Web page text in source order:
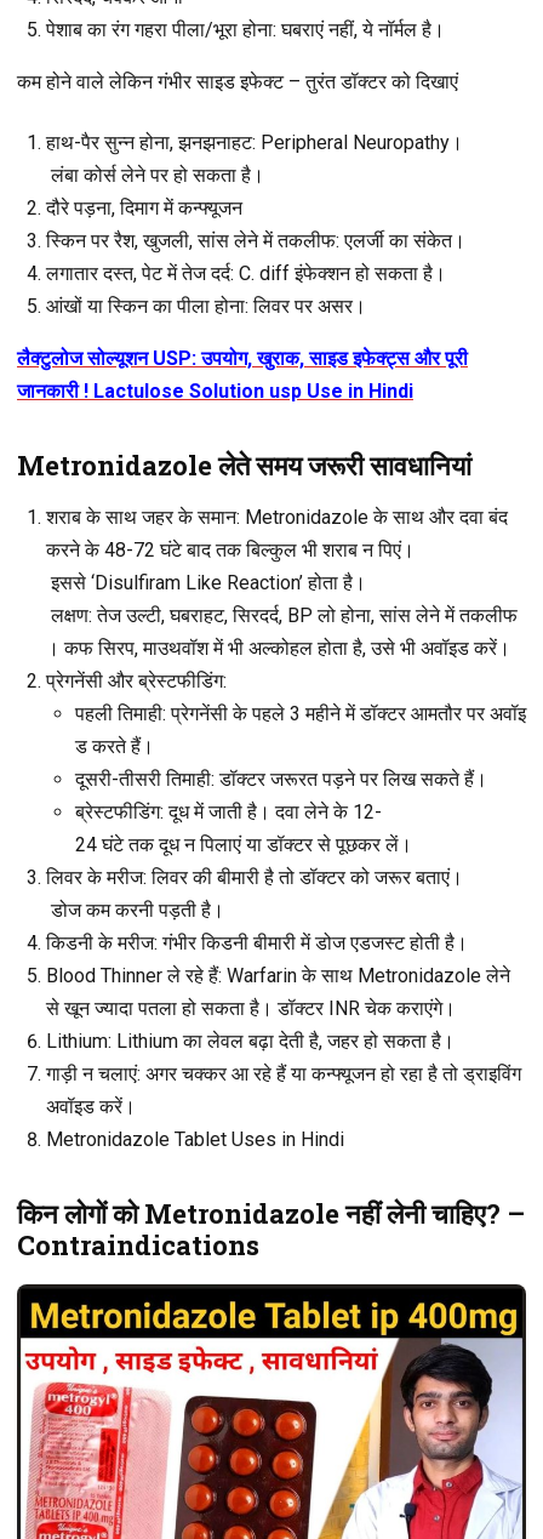
पेशाब का रंग गहरा पीला/भूरा होना: घबराएं नहीं, ये नॉर्मल है।
कम होने वाले लेकिन गंभीर साइड इफेक्ट – तुरंत डॉक्टर को दिखाएं
हाथ-पैर सुन्न होना, झनझनाहट: Peripheral Neuropathy।
लंबा कोर्स लेने पर हो सकता है।
दौरे पड़ना, दिमाग में कन्फ्यूजन
स्किन पर रैश, खुजली, सांस लेने में तकलीफ: एलर्जी का संकेत।
लगातार दस्त, पेट में तेज दर्द: C. diff इंफेक्शन हो सकता है।
आंखों या स्किन का पीला होना: लिवर पर असर।
लैक्टुलोज सोल्यूशन USP: उपयोग, खुराक, साइड इफेक्ट्स और पूरी
जानकारी ! Lactulose Solution usp Use in Hindi
Metronidazole लेते समय जरूरी सावधानियां
शराब के साथ जहर के समान: Metronidazole के साथ और दवा बंद
करने के 48-72 घंटे बाद तक बिल्कुल भी शराब न पिएं।
इससे ‘Disulfiram Like Reaction’ होता है।
लक्षण: तेज उल्टी, घबराहट, सिरदर्द, BP लो होना, सांस लेने में तकलीफ
। कफ सिरप, माउथवॉश में भी अल्कोहल होता है, उसे भी अवॉइड करें।
प्रेगनेंसी और ब्रेस्टफीडिंग:
पहली तिमाही: प्रेगनेंसी के पहले 3 महीने में डॉक्टर आमतौर पर अवॉइ
ड करते हैं।
दूसरी-तीसरी तिमाही: डॉक्टर जरूरत पड़ने पर लिख सकते हैं।
ब्रेस्टफीडिंग: दूध में जाती है। दवा लेने के 12-
24 घंटे तक दूध न पिलाएं या डॉक्टर से पूछकर लें।
लिवर के मरीज: लिवर की बीमारी है तो डॉक्टर को जरूर बताएं।
डोज कम करनी पड़ती है।
किडनी के मरीज: गंभीर किडनी बीमारी में डोज एडजस्ट होती है।
Blood Thinner ले रहे हैं: Warfarin के साथ Metronidazole लेने
से खून ज्यादा पतला हो सकता है। डॉक्टर INR चेक कराएंगे।
Lithium: Lithium का लेवल बढ़ा देती है, जहर हो सकता है।
गाड़ी न चलाएं: अगर चक्कर आ रहे हैं या कन्फ्यूजन हो रहा है तो ड्राइविंग
अवॉइड करें।
Metronidazole Tablet Uses in Hindi
किन लोगों को Metronidazole नहीं लेनी चाहिए? –
Contraindications